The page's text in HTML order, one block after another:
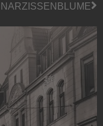
NARZISSENBLUME